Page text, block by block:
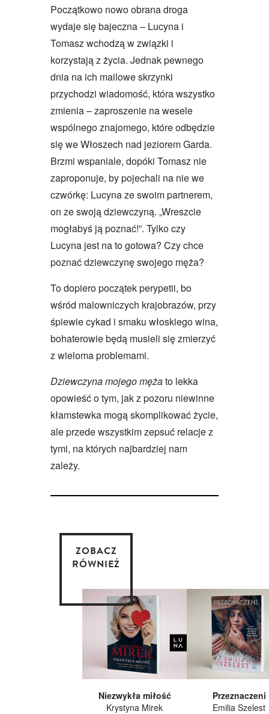
Początkowo nowo obrana droga
wydaje się bajeczna – Lucyna i
Tomasz wchodzą w związki i
korzystają z życia. Jednak pewnego
dnia na ich mailowe skrzynki
przychodzi wiadomość, która wszystko
zmienia – zaproszenie na wesele
wspólnego znajomego, które odbędzie
się we Włoszech nad jeziorem Garda.
Brzmi wspaniale, dopóki Tomasz nie
zaproponuje, by pojechali na nie we
czwórkę: Lucyna ze swoim partnerem,
on ze swoją dziewczyną. „Wreszcie
mogłabyś ją poznać!”. Tylko czy
Lucyna jest na to gotowa? Czy chce
poznać dziewczynę swojego męża?
To dopiero początek perypetii, bo
wśród malowniczych krajobrazów, przy
śpiewie cykad i smaku włoskiego wina,
bohaterowie będą musieli się zmierzyć
z wieloma problemami.
Dziewczyna mojego mężato lekka
opowieść o tym, jak z pozoru niewinne
kłamstewka mogą skomplikować życie,
ale przede wszystkim zepsuć relacje z
tymi, na których najbardziej nam
zależy.
ZOBACZ
RÓWNIEŻ
Niezwykła miłość
Krystyna Mirek
Przeznaczeni
Emilia Szelest